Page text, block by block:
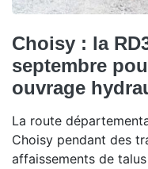
Choisy : la
septembre
ouvrage
La route
Choisy pendant des
affaissements de